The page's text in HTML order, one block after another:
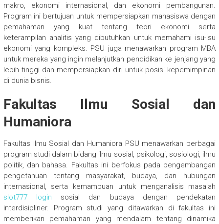
makro, ekonomi internasional, dan ekonomi pembangunan.
Program ini bertujuan untuk mempersiapkan mahasiswa dengan
pemahaman yang kuat tentang teori ekonomi serta
keterampilan analitis yang dibutuhkan untuk memahami isu-isu
ekonomi yang kompleks. PSU juga menawarkan program MBA
untuk mereka yang ingin melanjutkan pendidikan ke jenjang yang
lebih tinggi dan mempersiapkan diri untuk posisi kepemimpinan
di dunia bisnis.
Fakultas Ilmu Sosial dan
Humaniora
Fakultas Ilmu Sosial dan Humaniora PSU menawarkan berbagai
program studi dalam bidang ilmu sosial, psikologi, sosiologi, ilmu
politik, dan bahasa. Fakultas ini berfokus pada pengembangan
pengetahuan tentang masyarakat, budaya, dan hubungan
internasional, serta kemampuan untuk menganalisis masalah
slot777 login sosial dan budaya dengan pendekatan
interdisipliner. Program studi yang ditawarkan di fakultas ini
memberikan pemahaman yang mendalam tentang dinamika